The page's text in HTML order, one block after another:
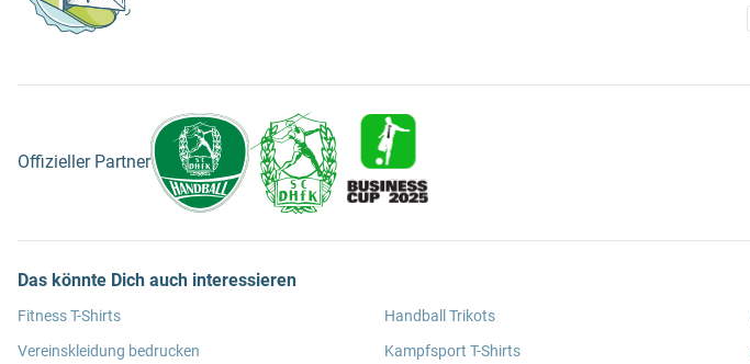
Offizieller Partner
Das könnte Dich auch interessieren
Fitness T-Shirts
Vereinskleidung bedrucken
Handball Trikots
Kampfsport T-Shirts